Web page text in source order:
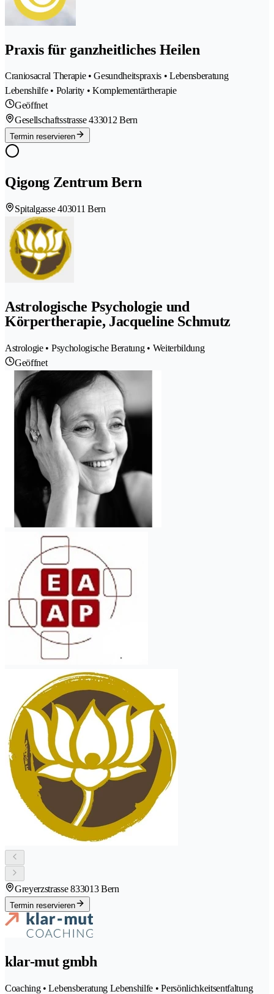
Praxis für ganzheitliches Heilen
Craniosacral Therapie • Gesundheitspraxis • Lebensberatung
Lebenshilfe • Polarity • Komplementärtherapie
Geöffnet
Gesellschaftsstrasse 433012 Bern
Termin reservieren
Qigong Zentrum Bern
Spitalgasse 403011 Bern
Astrologische Psychologie und
Körpertherapie, Jacqueline Schmutz
Astrologie • Psychologische Beratung • Weiterbildung
Geöffnet
Greyerzstrasse 833013 Bern
Termin reservieren
klar-mut gmbh
Coaching • Lebensberatung Lebenshilfe • Persönlichkeitsentfaltung